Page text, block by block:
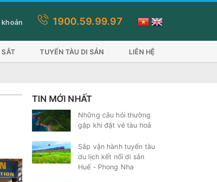
toán này quý khách lựa chọn thanh toán thẻ visa, ứng dụng
1900.59.99.97
TUYẾN TÀU DI SẢN LIÊN HỆ
TIN MỚI NHẤT
Những câu hỏi thường
gặp khi đặt vé tàu hoả
Sắp vận hành tuyến tàu
du lịch kết nối di sản
Huế - Phong Nha